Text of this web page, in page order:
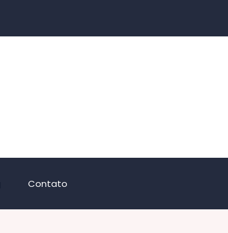
Contato